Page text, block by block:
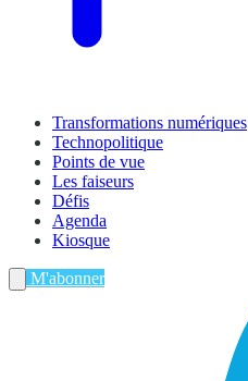
Transformations numériques
Technopolitique
Points de vue
Les faiseurs
Défis
Agenda
Kiosque
M'abonner